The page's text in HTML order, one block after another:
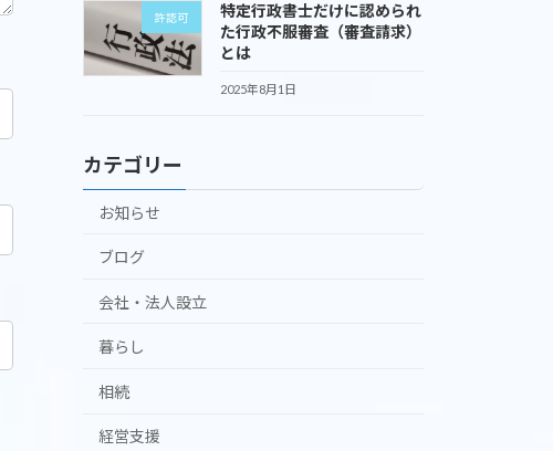
許認可
特定行政書士だけに認められ
た行政不服審査（審査請求）
とは
2025年8月1日
カテゴリー
お知らせ
ブログ
会社・法人設立
暮らし
相続
経営支援